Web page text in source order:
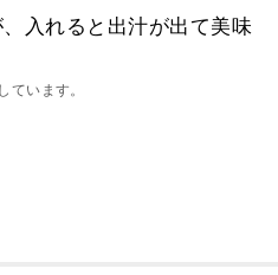
入れると出汁が出て美味
ています。